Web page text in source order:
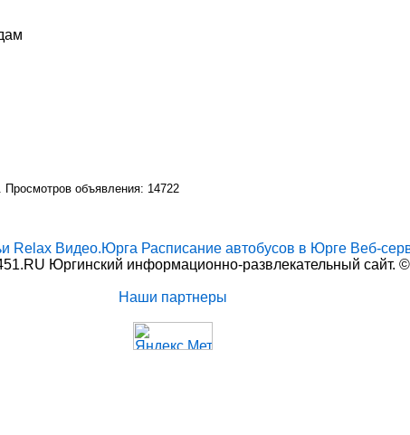
Просмотров объявления: 14722
Relax Видео.Юрга Расписание автобусов в Юрге Веб-
Юргинский информационно-развлекательный сайт.
Наши партнеры